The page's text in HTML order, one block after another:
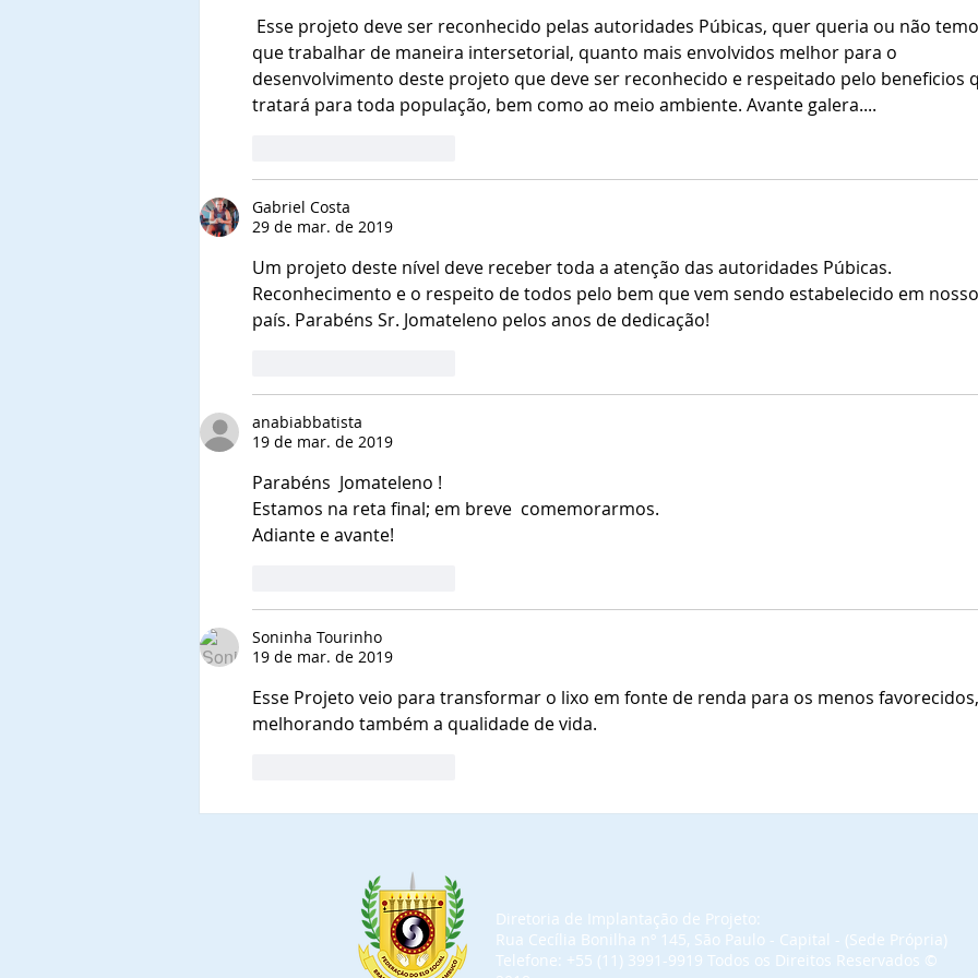
Comendadores e
Embaixadoras da Ordem do
Mérito do Elo Social e jantar
solene.
Autoridades nos eventos de
Lançamento do Projeto
Social do Cidadão
que trabalhar de maneira intersetorial, quanto mais envolvidos melhor para o
desenvolvimento deste projeto que deve ser reconhecido e respeitado pelo beneficios
tratará para toda população, bem como ao meio ambiente. Avante galera....
Gabriel Costa
29 de mar. de 2019
Um projeto deste nível deve receber toda a atenção das autoridades Púbicas.
Reconhecimento e o respeito de todos pelo bem que vem sendo estabelecido em nosso
país. Parabéns Sr. Jomateleno pelos anos de dedicação!
anabiabbatista
19 de mar. de 2019
Parabéns  Jomateleno !
Estamos na reta final; em breve  comemorarmos.
Adiante e avante!
Soninha Tourinho
19 de mar. de 2019
Esse Projeto veio para transformar o lixo em fonte de renda para os menos favorecidos,
melhorando também a qualidade de vida.
Diretoria de Implantação de Projeto:
Rua Cecília Bonilha nº 145, São Paulo - Capital - (Sede Própria)
Telefone: +55 (11) 3991-9919 Todos os Direitos Reservados​ ©